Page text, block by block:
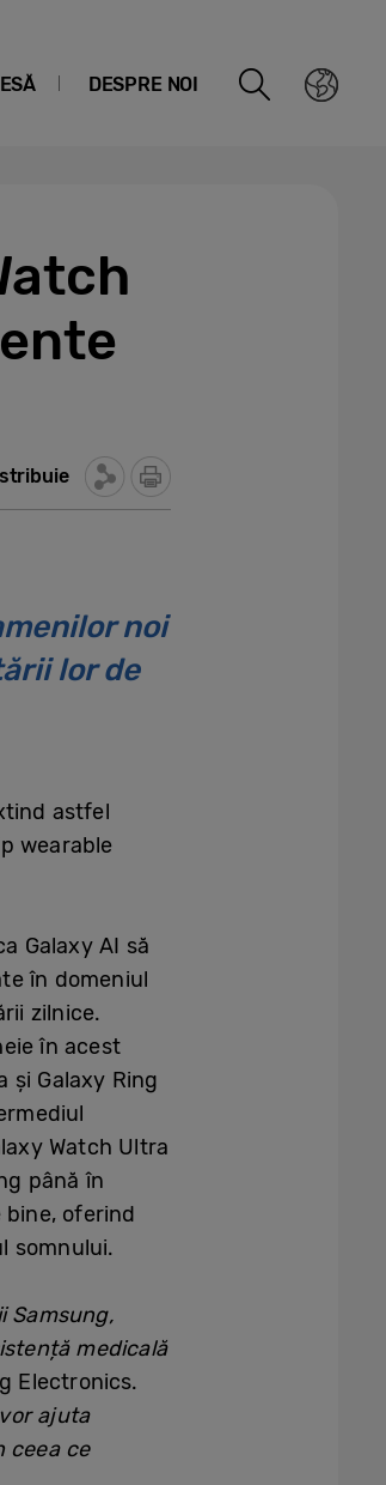
DESPRE NOI
noi
lor de
astfel
wearable
Galaxy AI să
în domeniul
zilnice.
în acest
și Galaxy Ring
Watch Ultra
până în
oferind
somnului.
Samsung,
medicală
Electronics.
ajuta
ceea ce